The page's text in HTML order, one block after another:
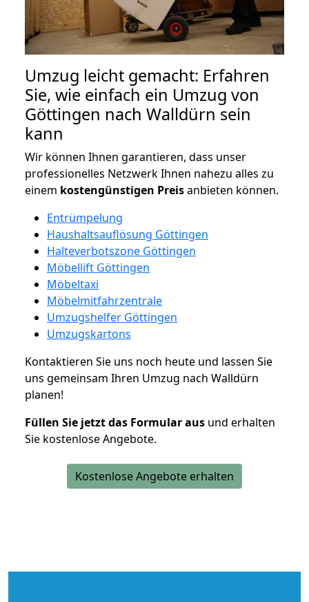
Umzug leicht gemacht: Erfahren
Sie, wie einfach ein Umzug von
Göttingen nach Walldürn sein
kann
Wir können Ihnen garantieren, dass unser
professionelles Netzwerk Ihnen nahezu alles zu
einem kostengünstigen Preisanbieten können.
Entrümpelung
Haushaltsauflösung Göttingen
Halteverbotszone Göttingen
Möbellift Göttingen
Möbeltaxi
Möbelmitfahrzentrale
Umzugshelfer Göttingen
Umzugskartons
Kontaktieren Sie uns noch heute und lassen Sie
uns gemeinsam Ihren Umzug nach Walldürn
planen!
Füllen Sie jetzt das Formular aus und erhalten
Sie kostenlose Angebote.
Kostenlose Angebote erhalten